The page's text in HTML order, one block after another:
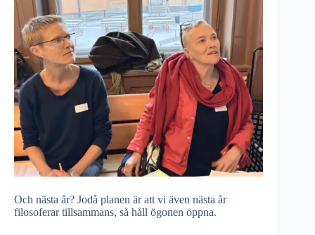
Och nästa år? Jodå planen är att vi även nästa år
filosoferar tillsammans, så håll ögonen öppna.